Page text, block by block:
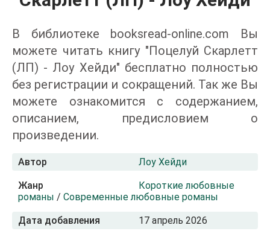
В библиотеке booksread-online.com Вы
можете читать книгу "Поцелуй Скарлетт
(ЛП) - Лоу Хейди" бесплатно полностью
без регистрации и сокращений. Так же Вы
можете ознакомится с содержанием,
описанием, предисловием о
произведении.
Автор Лоу Хейди
Жанр
Короткие любовные
романы / Современные любовные романы
Дата добавления 17 апрель 2026